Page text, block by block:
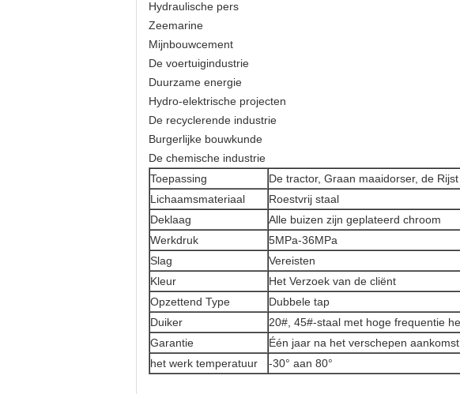
Hydraulische pers
Zeemarine
Mijnbouwcement
De voertuigindustrie
Duurzame energie
Hydro-elektrische projecten
De recyclerende industrie
Burgerlijke bouwkunde
De chemische industrie
Toepassing
De tractor, Graan maaidorser, de
Lichaamsmateriaal
Roestvrij staal
Deklaag
Alle buizen zijn geplateerd chroom
Werkdruk
5MPa-36MPa
Slag
Vereisten
Kleur
Het Verzoek van de cliënt
Opzettend Type
Dubbele tap
Duiker
20#, 45#-staal met hoge frequentie
Garantie
Één jaar na het verschepen aankomst
het werk temperatuur
-30° aan 80°